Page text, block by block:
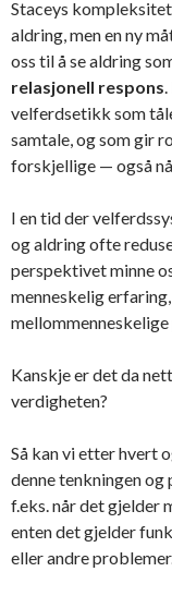
Staceys
aldring, men en ny
oss til å se aldring
relasjonell respons
velferdsetikk som
samtale, og som gir
forskjellige — også
I en tid der
og aldring ofte
perspektivet minne
menneskelig
Kanskje er det da
verdigheten?
Så kan vi etter hvert
denne tenkningen
f.eks. når det gjelder
enten det gjelder
eller andre